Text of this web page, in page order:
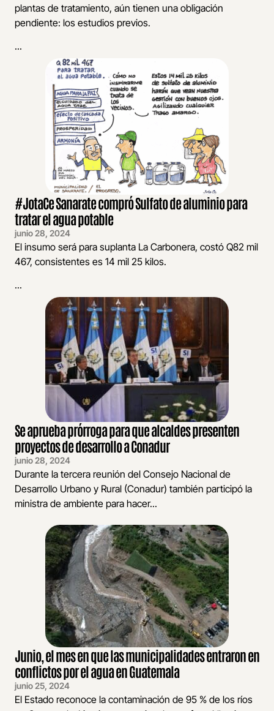
plantas de tratamiento, aún tienen una obligación
pendiente: los estudios previos.
...
#JotaCe Sanarate compró Sulfato de aluminio para
tratar el agua potable
junio 28, 2024
El insumo será para suplanta La Carbonera, costó Q82 mil
467, consistentes es 14 mil 25 kilos.
...
Se aprueba prórroga para que alcaldes presenten
proyectos de desarrollo a Conadur
junio 28, 2024
Durante la tercera reunión del Consejo Nacional de
Desarrollo Urbano y Rural (Conadur) también participó la
ministra de ambiente para hacer...
Junio, el mes en que las municipalidades entraron en
conflictos por el agua en Guatemala
junio 25, 2024
El Estado reconoce la contaminación de 95 % de los ríos